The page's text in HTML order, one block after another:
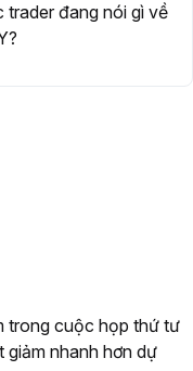
trader đang nói gì về
trong cuộc họp thứ tư
giảm nhanh hơn dự